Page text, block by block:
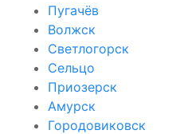
Пугачёв
Волжск
Светлогорск
Сельцо
Приозерск
Амурск
Городовиковск